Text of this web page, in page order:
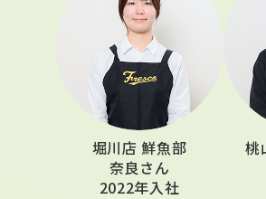
堀川店 鮮魚部
奈良さん
2022年入社
桃